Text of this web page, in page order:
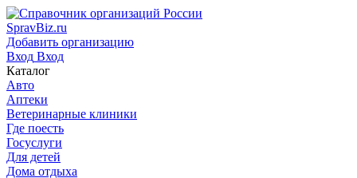
SpravBiz.ru
Добавить организацию
Вход Вход
Каталог
Авто
Аптеки
Ветеринарные клиники
Где поесть
Госуслуги
Для детей
Дома отдыха